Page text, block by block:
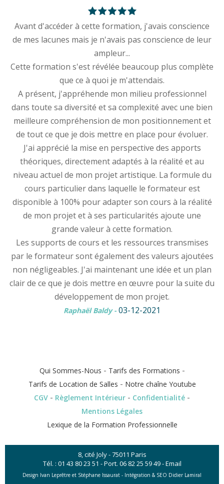
Avant d'accéder à cette formation, j'avais conscience
de mes lacunes mais je n'avais pas conscience de leur
ampleur...
Cette formation s'est révélée beaucoup plus complète
que ce à quoi je m'attendais.
A présent, j'appréhende mon milieu professionnel
dans toute sa diversité et sa complexité avec une bien
meilleure compréhension de mon positionnement et
de tout ce que je dois mettre en place pour évoluer.
J'ai apprécié la mise en perspective des apports
théoriques, directement adaptés à la réalité et au
niveau actuel de mon projet artistique. La formule du
cours particulier dans laquelle le formateur est
disponible à 100% pour adapter son cours à la réalité
de mon projet et à ses particularités ajoute une
grande valeur à cette formation.
Les supports de cours et les ressources transmises
par le formateur sont également des valeurs ajoutées
non négligeables. J'ai maintenant une idée et un plan
clair de ce que je dois mettre en œuvre pour la suite du
développement de mon projet.
Raphaël Baldy- 03-12-2021
Qui Sommes-Nous - Tarifs des Formations -
Tarifs de Location de Salles - Notre chaîne Youtube
CGV - Règlement Intérieur - Confidentialité -
Mentions Légales
Lexique de la Formation Professionnelle
8, cité Joly - 75011 Paris
Tél. : 01 43 80 23 51 - Port. 06 82 25 59 49-Email
Design Ivan Leprêtre et Stéphane Issaurat - Intégration & SEO Didier Lamiral